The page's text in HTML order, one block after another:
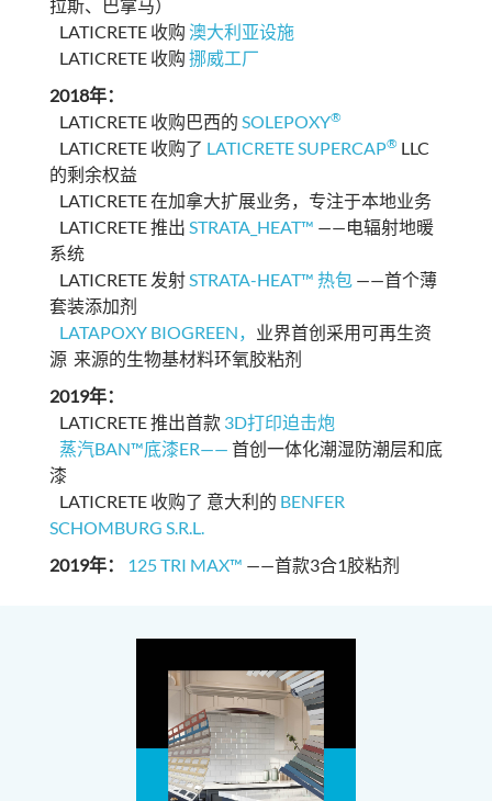
拉斯、巴拿马）
LATICRETE 收购 澳大利亚设施
LATICRETE 收购 挪威工厂
2018年：
LATICRETE 收购巴西的 SOLEPOXY®
LATICRETE 收购了 LATICRETE SUPERCAP® LLC
的剩余权益
LATICRETE 在加拿大扩展业务，专注于本地业务
LATICRETE 推出 STRATA_HEAT™ ——电辐射地暖
系统
LATICRETE 发射STRATA-HEAT™ 热包——首个薄
套装添加剂
LATAPOXY BIOGREEN， 业界首创采用可再生资
源 来源的生物基材料环氧胶粘剂
2019年：
LATICRETE 推出首款 3D打印迫击炮
蒸汽BAN™底漆ER—— 首创一体化潮湿防潮层和底
漆
LATICRETE 收购了 意大利的 BENFER
SCHOMBURG S.R.L.
2019年： 125 TRI MAX™ ——首款3合1胶粘剂